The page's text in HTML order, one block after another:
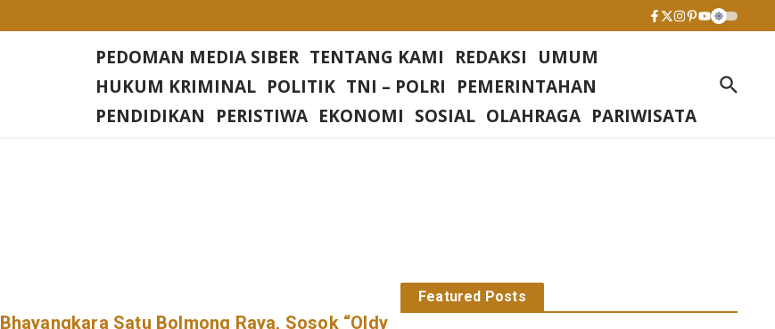
Gereja Di Wilkum Polres Bangka Barat
Kecamatan Jampang Tengah Kabupaten Sukabumi
Sihombing Pimpin Wilayah Baru
PEDOMAN MEDIA SIBER TENTANG KAMI REDAKSI
UMUM
HUKUM KRIMINAL POLITIK TNI – POLRI
PEMERINTAHAN
PENDIDIKAN
PERISTIWA EKONOMI SOSIAL OLAHRAGA PARIWISATA
Satu Bolmong Raya, Sosok “Oldy
Featured Posts